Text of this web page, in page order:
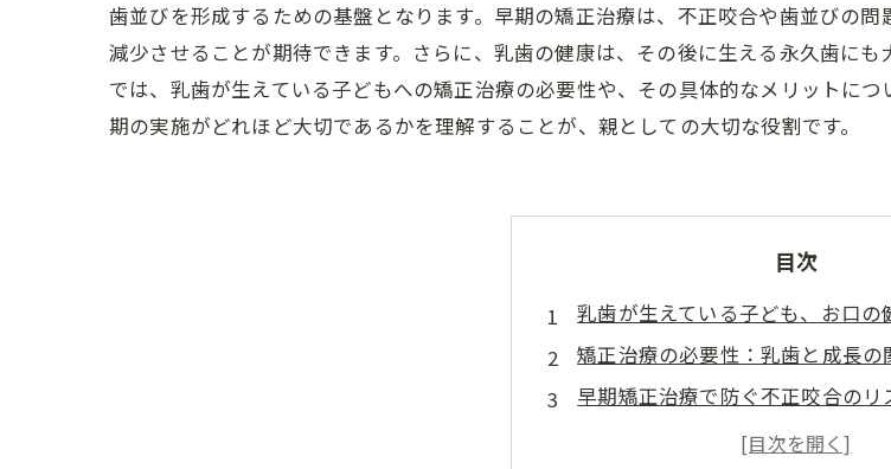
歯並びを形成するための基盤となります。早期の矯正治療は、不正咬合や歯並びの
減少させることが期待できます。さらに、乳歯の健康は、その後に生える永久歯に
では、乳歯が生えている子どもへの矯正治療の必要性や、その具体的なメリットに
期の実施がどれほど大切であるかを理解することが、親としての大切な役割です。
目次
乳歯が生えている子ども、お口の
矯正治療の必要性：乳歯と成長の
早期矯正治療で防ぐ不正咬合のリ
乳歯の健康が永久歯に与える影響